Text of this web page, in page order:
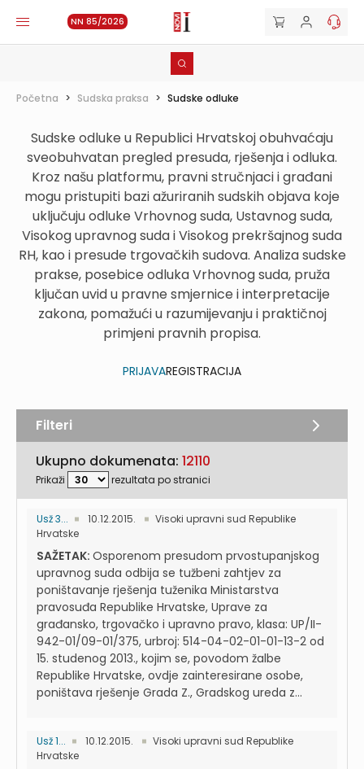
NN 85/2026
Početna > Sudska praksa > Sudske odluke
Sudske odluke u Republici Hrvatskoj obuhvaćaju
sveobuhvatan pregled presuda, rješenja i odluka.
Kroz našu platformu, pravni stručnjaci i građani
mogu pristupiti bazi ažuriranih sudskih objava koje
uključuju odluke Vrhovnog suda, Ustavnog suda,
Visokog upravnog suda i Visokog prekršajnog suda
RH, kao i presude trgovačkih sudova. Analiza sudske
prakse, posebice odluka Vrhovnog suda, pruža
ključan uvid u pravne smjernice i interpretacije
zakona, pomažući u razumijevanju i praktičnoj
primjeni pravnih propisa.
PRIJAVAREGISTRACIJA
Ukupno dokumenata: 12110
Prikaži rezultata po stranici
Usž 3... 10.12.2015.
Visoki upravni sud Republike
Hrvatske
SAŽETAK: Osporenom presudom prvostupanjskog
upravnog suda odbija se tužbeni zahtjev za
poništavanje rješenja tuženika Ministarstva
pravosuđa Republike Hrvatske, Uprave za
građansko, trgovačko i upravno pravo, klasa: UP/II-
942-01/09-01/375, urbroj: 514-04-02-01-01-13-2 od
15. studenog 2013., kojim se, povodom žalbe
Republike Hrvatske, ovdje zainteresirane osobe,
poništava rješenje Grada Z., Gradskog ureda z...
Usž 1... 10.12.2015.
Visoki upravni sud Republike
Hrvatske
Filteri